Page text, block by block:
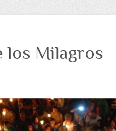
los Milagros